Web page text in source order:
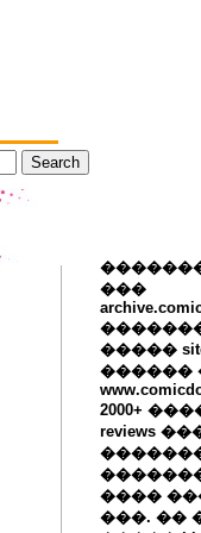
���
�����
������
2000+
reviews
����
���. ��